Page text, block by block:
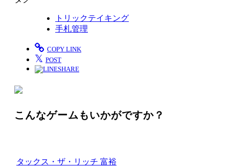
トリックテイキング
手札管理
COPY LINK
𝕏 POST
SHARE
こんなゲームもいかがですか？
タックス・ザ・リッチ 富裕